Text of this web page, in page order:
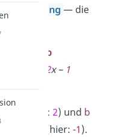
— die
b
2x – 1
(hier:2) und b
(hier:-1).